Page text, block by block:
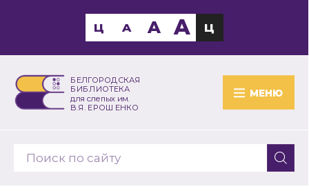
БЕЛГОРОДСКАЯ
БИБЛИОТЕКА
для слепых им.
В.Я. ЕРОШЕНКО
МЕНЮ
Ц A A A Ц